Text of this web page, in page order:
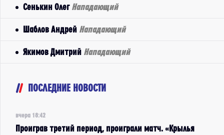
Сенькин Олег Нападающий
Шаблов Андрей Нападающий
Якимов Дмитрий Нападающий
ПОСЛЕДНИЕ НОВОСТИ
вчера 18:42
Проиграв третий период, проиграли матч. «Крылья